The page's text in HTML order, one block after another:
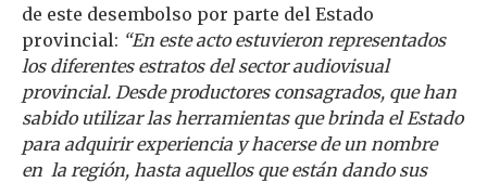
de este desembolso por parte del Estado
provincial: “En este acto estuvieron representados
los diferentes estratos del sector audiovisual
provincial. Desde productores consagrados, que han
sabido utilizar las herramientas que brinda el Estado
para adquirir experiencia y hacerse de un nombre
en la región, hasta aquellos que están dando sus